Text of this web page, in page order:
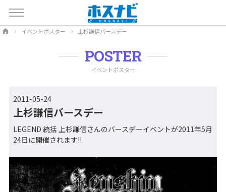
イベントポスター 上杉謙信バースデー
POSTER
イベントポスター
2011-05-24
上杉謙信バースデー
LEGEND 統括 上杉謙信さんのバースデーイベントが2011年5月
24日に開催されます!!